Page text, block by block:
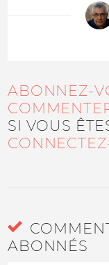
ABONNEZ-
SI VOUS
ABONNÉS